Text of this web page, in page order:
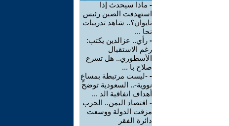
- ماذا سيحدث إذا
استهدفت الصين رئيس
تايوان؟.. شاهد تدريبات
تحا ...
- رأي.. عزالدين يكتب:
رغم الاستقبال
الأسطوري.. هل تسرع
صلاح با ...
- -ليست مرتبطة بمساعٍ
نووية-.. السعودية توضح
أهداف اتفاقية الد ...
- اقتصاد اليمن.. الحرب
مزقت الدولة ووسعت
دائرة الفقر